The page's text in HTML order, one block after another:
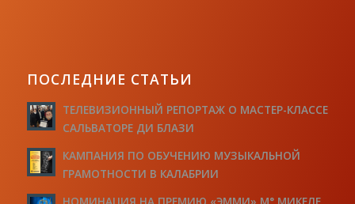
ПОСЛЕДНИЕ СТАТЬИ
ТЕЛЕВИЗИОННЫЙ РЕПОРТАЖ О МАСТЕР-КЛАССЕ
САЛЬВАТОРЕ ДИ БЛАЗИ
КАМПАНИЯ ПО ОБУЧЕНИЮ МУЗЫКАЛЬНОЙ
ГРАМОТНОСТИ В КАЛАБРИИ